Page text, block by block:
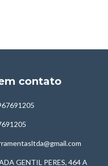
contato
GENTIL PERES, 464 A